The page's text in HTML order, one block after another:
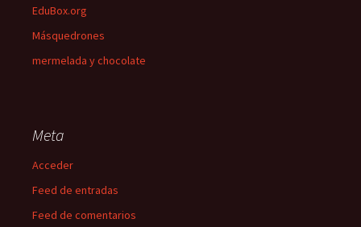
EduBox.org
Másquedrones
mermelada y chocolate
Meta
Acceder
Feed de entradas
Feed de comentarios